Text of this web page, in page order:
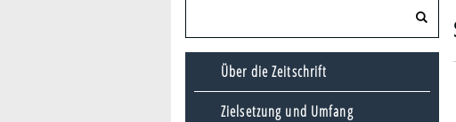
Über die Zeitschrift
Zielsetzung und Umfang